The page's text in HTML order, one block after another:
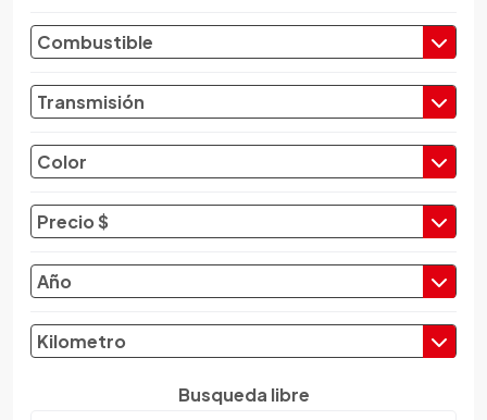
Citroen
Cupra
Dacia
Daewoo
Daf
Daihatsu
Datsun
Dayun
Derbi
Dfsk
Dmc
Dodge
Combustible
Transmisión
Color
Precio $
Año
Kilometro
Busqueda libre